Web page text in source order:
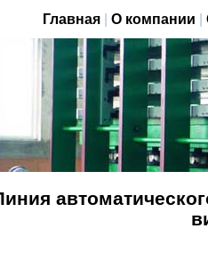
Главная| О компании